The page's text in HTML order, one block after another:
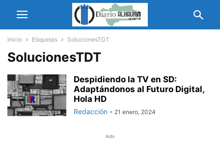
Inicio Etiquetas SolucionesTDT
SolucionesTDT
Despidiendo la TV en SD:
Adaptándonos al Futuro Digital,
Hola HD
Redacción - 21 enero, 2024
Ads